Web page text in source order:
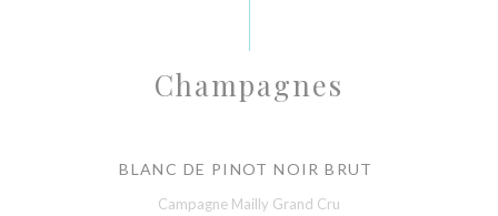
Champagnes
BLANC DE PINOT NOIR BRUT
Campagne Mailly Grand Cru